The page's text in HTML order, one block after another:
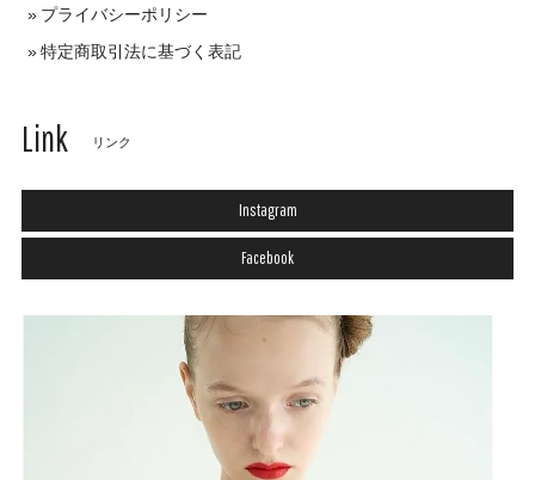
プライバシーポリシー
特定商取引法に基づく表記
Link リンク
Instagram
Facebook